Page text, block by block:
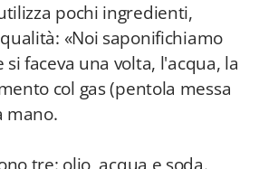
pochi ingredienti,
«Noi saponifichiamo
faceva una volta, l'acqua, la
col gas (pentola messa
mano.